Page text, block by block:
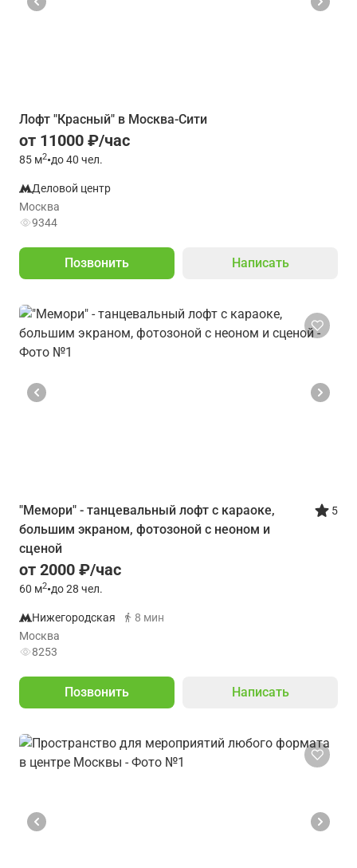
Лофт "Красный" в Москва-Сити
от 11000 ₽/час
85 м2•до 40 чел.
Деловой центр
Москва
9344
Позвонить Написать
"Мемори" - танцевальный лофт с караоке,
большим экраном, фотозоной с неоном и
сценой
от 2000 ₽/час
60 м2•до 28 чел.
5
Нижегородская
8 мин
Москва
8253
Позвонить Написать